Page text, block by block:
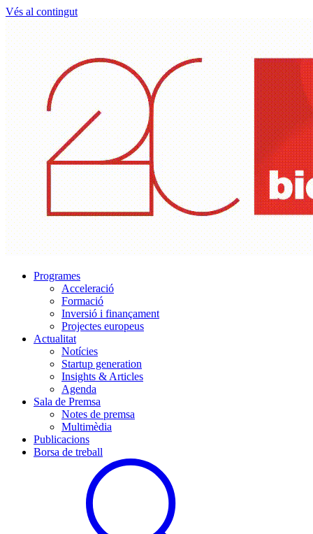
Vés al contingut
Programes
Acceleració
Formació
Inversió i finançament
Projectes europeus
Actualitat
Notícies
Startup generation
Insights & Articles
Agenda
Sala de Premsa
Notes de premsa
Multimèdia
Publicacions
Borsa de treball